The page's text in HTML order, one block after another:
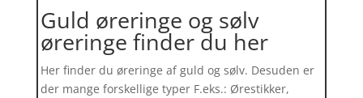
Guld øreringe og sølv
øreringe finder du her
Her finder du øreringe af guld og sølv. Desuden er
der mange forskellige typer F.eks.: Ørestikker,